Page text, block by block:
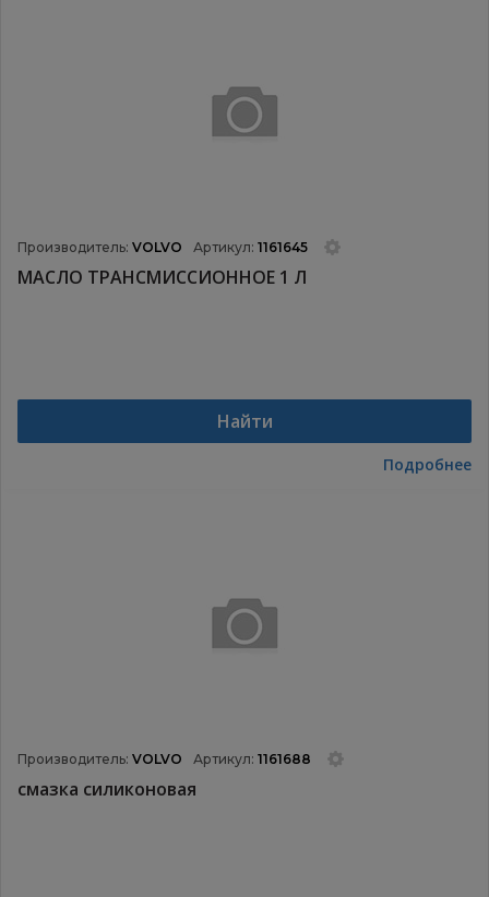
Производитель: VOLVO Артикул: 1161645
МАСЛО ТРАНСМИССИОННОЕ 1 Л
Найти
Подробнее
Производитель: VOLVO Артикул: 1161688
смазка силиконовая